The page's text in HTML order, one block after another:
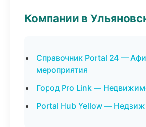
Компании в
Справочник Portal 24 —
мероприятия
Город Pro Link —
Portal Hub Yellow —